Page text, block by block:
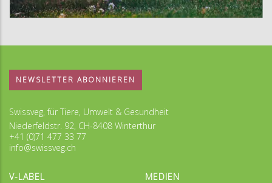
NEWSLETTER ABONNIEREN
Swissveg, für Tiere, Umwelt & Gesundheit
Niederfeldstr. 92, CH-8408 Winterthur
+41 (0)71 477 33 77
info@swissveg.ch
V-LABEL MEDIEN